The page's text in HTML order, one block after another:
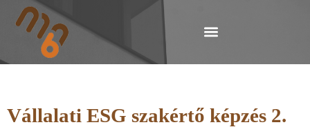
Vállalati ESG szakértő képzés 2.